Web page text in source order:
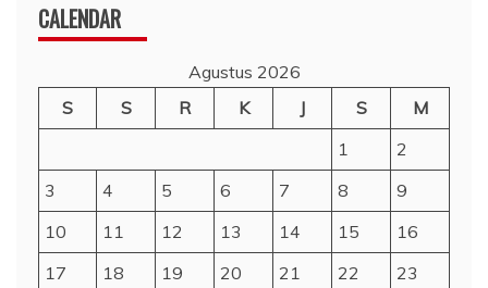
CALENDAR
Agustus 2026
S
S R K J S
M
1
2
3
4 5 6 7 8
9
10
11 12 13 14 15
16
17
18 19 20 21 22
23